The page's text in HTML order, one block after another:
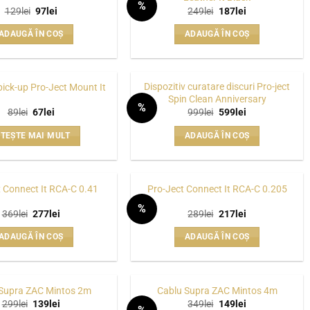
în
pagina
produsului.
129lei Prețul
a
fost:
97leiPrețul
este:
97lei.
ÎN COȘ
%
249lei Prețul
a
fost:
187leiPrețul
este:
187lei.
ADAUGĂ ÎN COȘ
up Pro-Ject Mount It
89lei Prețul
a
fost:
67leiPrețul
este:
67lei.
MAI MULT
%
Dispozitiv curatare discuri Pro-ject
Spin Clean Anniversary
999lei Prețul
a
fost:
599leiPrețul
este:
599lei.
ADAUGĂ ÎN COȘ
It RCA-C 0.41
369lei Prețul
a
fost:
277leiPrețul
este:
277lei.
ÎN COȘ
%
Pro-Ject Connect It RCA-C 0.205
289lei Prețul
a
fost:
217leiPrețul
este:
217lei.
ADAUGĂ ÎN COȘ
ZAC Mintos 2m
299lei Prețul
139leiPrețul
Cablu Supra ZAC Mintos 4m
349lei Prețul
149leiPrețul